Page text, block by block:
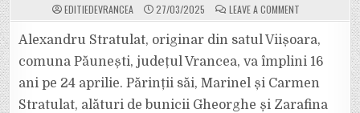
EDITIEDEVRANCEA 27/03/2025 LEAVE A COMMENT
VOCEA
ALEXANDRU
STRATULAT,
CAMPIONUL
VRÂNCEAN
OBȚINE
PERFORMANȚE
ÎN
Alexandru Stratulat, originar din satul Viișoara,
comuna Păunești, județul Vrancea, va împlini 16
ani pe 24 aprilie. Părinții săi, Marinel și Carmen
Stratulat, alături de bunicii Gheorghe și Zarafina